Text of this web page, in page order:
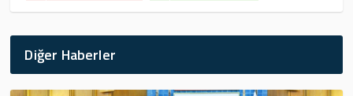
Diğer Haberler